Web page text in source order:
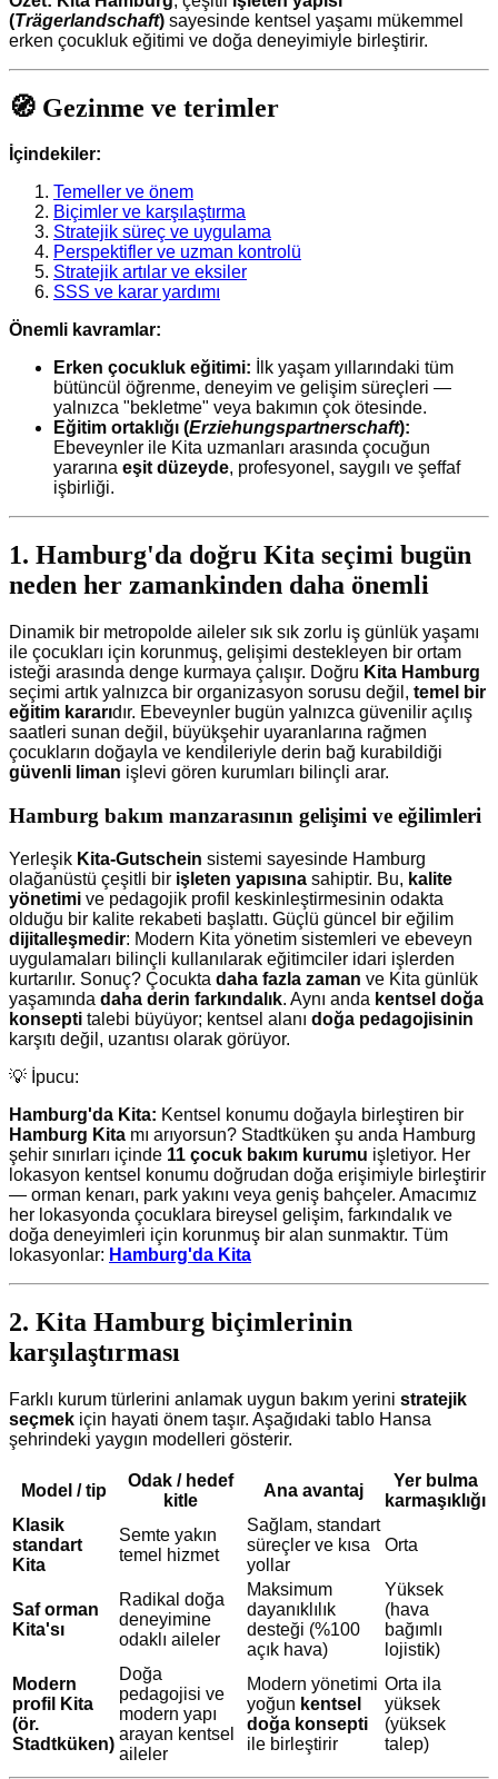
(Trägerlandschaft) sayesinde kentsel yaşamı mükemmel
erken çocukluk eğitimi ve doğa deneyimiyle birleştirir.
🧭 Gezinme ve terimler
İçindekiler:
Temeller ve önem
Biçimler ve karşılaştırma
Stratejik süreç ve uygulama
Perspektifler ve uzman kontrolü
Stratejik artılar ve eksiler
SSS ve karar yardımı
Önemli kavramlar:
Erken çocukluk eğitimi: İlk yaşam yıllarındaki tüm
bütüncül öğrenme, deneyim ve gelişim süreçleri —
yalnızca "bekletme" veya bakımın çok ötesinde.
Eğitim ortaklığı (Erziehungspartnerschaft):
Ebeveynler ile Kita uzmanları arasında çocuğun
yararına eşit düzeyde, profesyonel, saygılı ve şeffaf
işbirliği.
1. Hamburg'da doğru Kita seçimi bugün
neden her zamankinden daha önemli
Dinamik bir metropolde aileler sık sık zorlu iş günlük yaşamı
ile çocukları için korunmuş, gelişimi destekleyen bir ortam
isteği arasında denge kurmaya çalışır. Doğru Kita Hamburg
seçimi artık yalnızca bir organizasyon sorusu değil, temel bir
eğitim kararıdır. Ebeveynler bugün yalnızca güvenilir açılış
saatleri sunan değil, büyükşehir uyaranlarına rağmen
çocukların doğayla ve kendileriyle derin bağ kurabildiği
güvenli liman işlevi gören kurumları bilinçli arar.
Hamburg bakım manzarasının gelişimi ve eğilimleri
Yerleşik Kita-Gutschein sistemi sayesinde Hamburg
olağanüstü çeşitli bir işleten yapısına sahiptir. Bu, kalite
yönetimi ve pedagojik profil keskinleştirmesinin odakta
olduğu bir kalite rekabeti başlattı. Güçlü güncel bir eğilim
dijitalleşmedir: Modern Kita yönetim sistemleri ve ebeveyn
uygulamaları bilinçli kullanılarak eğitimciler idari işlerden
kurtarılır. Sonuç? Çocukta daha fazla zaman ve Kita günlük
yaşamında daha derin farkındalık. Aynı anda kentsel doğa
konsepti talebi büyüyor; kentsel alanı doğa pedagojisinin
karşıtı değil, uzantısı olarak görüyor.
💡 İpucu:
Hamburg'da Kita: Kentsel konumu doğayla birleştiren bir
Hamburg Kita mı arıyorsun? Stadtküken şu anda Hamburg
şehir sınırları içinde 11 çocuk bakım kurumu işletiyor. Her
lokasyon kentsel konumu doğrudan doğa erişimiyle birleştirir
— orman kenarı, park yakını veya geniş bahçeler. Amacımız
her lokasyonda çocuklara bireysel gelişim, farkındalık ve
doğa deneyimleri için korunmuş bir alan sunmaktır. Tüm
lokasyonlar: Hamburg'da Kita
2. Kita Hamburg biçimlerinin
karşılaştırması
Farklı kurum türlerini anlamak uygun bakım yerini stratejik
seçmek için hayati önem taşır. Aşağıdaki tablo Hansa
şehrindeki yaygın modelleri gösterir.
Model / tip
Odak / hedef
kitle
Ana avantaj
Yer bulma
karmaşıklığı
Klasik
standart
Kita
Semte yakın
temel hizmet
Sağlam, standart
süreçler ve kısa
yollar
Orta
Saf orman
Kita'sı
Radikal doğa
deneyimine
odaklı aileler
Maksimum
dayanıklılık
desteği (%100
açık hava)
Yüksek
(hava
bağımlı
lojistik)
Modern
profil Kita
(ör.
Stadtküken)
Doğa
pedagojisi ve
modern yapı
arayan kentsel
aileler
Modern yönetimi
yoğun kentsel
doğa konsepti
ile birleştirir
Orta ila
yüksek
(yüksek
talep)